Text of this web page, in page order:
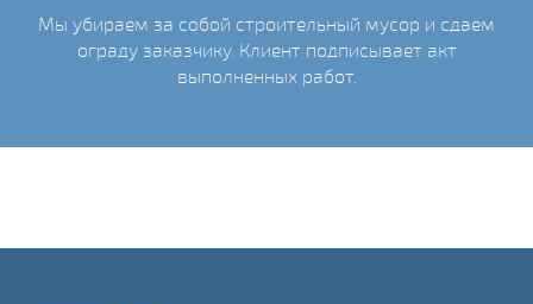
Мы убираем за собой строительный мусор и сдаем
ограду заказчику. Клиент подписывает акт
выполненных работ.